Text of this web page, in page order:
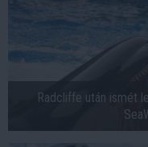
Radcliffe után ismét